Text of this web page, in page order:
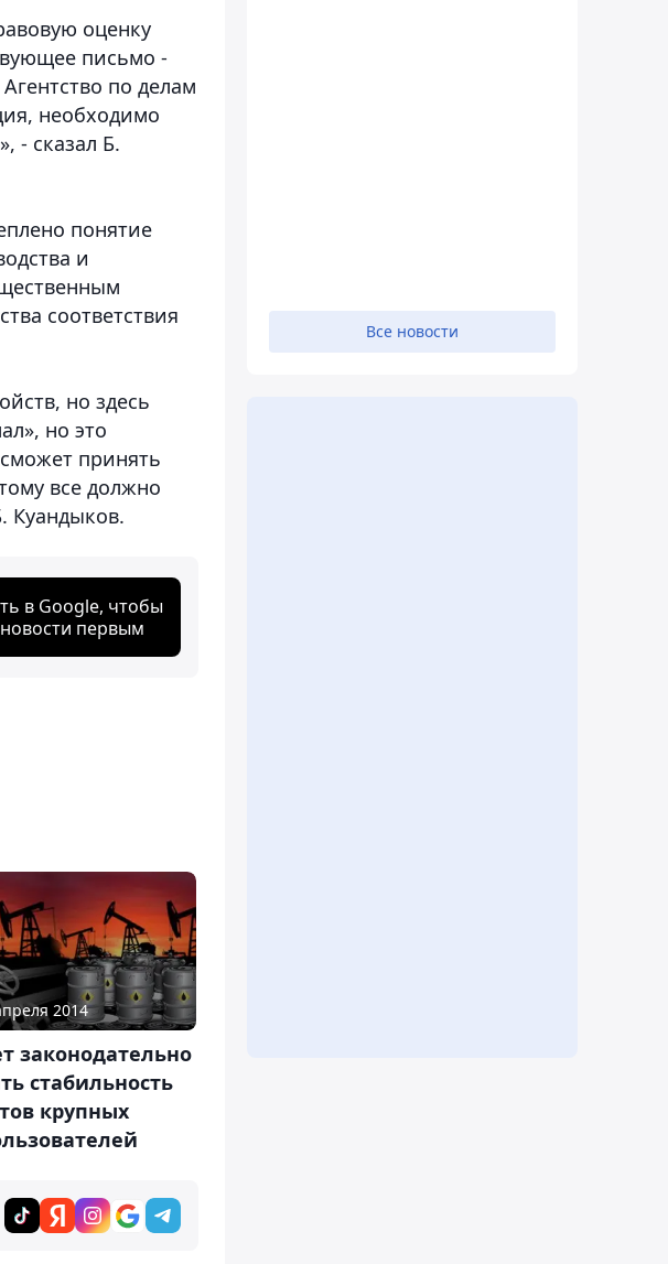
оценку
письмо -
по делам
необходимо
- сказал Б.
понятие
и
соответствия
но здесь
но это
принять
все должно
Куандыков.
в Google, чтобы
первым
2014
законодательно
стабильность
крупных
Все новости